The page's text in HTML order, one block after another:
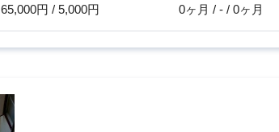
65,000円 / 5,000円 0ヶ月 / - / 0ヶ月